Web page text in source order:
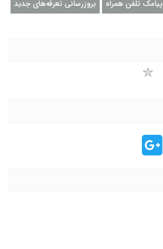
پیامک تلفن همراه
بروزرسانی تعرفه‌های جدید